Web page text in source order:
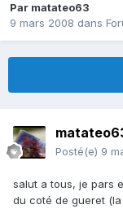
Par matateo63
9 mars 2008 dans
Posté(e) 9
salut a tous, je pars
du coté de gueret